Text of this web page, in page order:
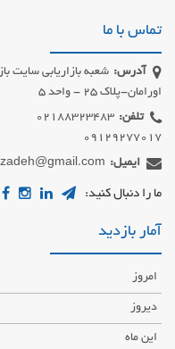
تماس با ما
آدرس: شعبه بازاریابی سایت
اورامان-پلاک 25 - واحد 5
تلفن:
09129277017
ایمیل:
ما را دنبال کنید:
آمار بازدید
امروز
دیروز
این ماه